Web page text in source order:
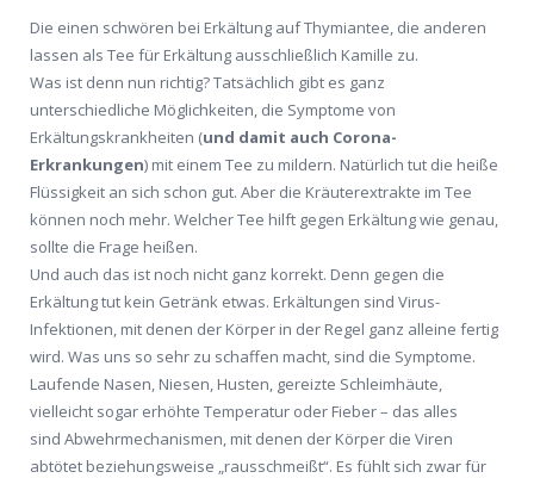
Die einen schwören bei Erkältung auf Thymiantee, die anderen
lassen als Tee für Erkältung ausschließlich Kamille zu.
Was ist denn nun richtig? Tatsächlich gibt es ganz
unterschiedliche Möglichkeiten, die Symptome von
Erkältungskrankheiten (und damit auch Corona-
Erkrankungen) mit einem Tee zu mildern. Natürlich tut die heiße
Flüssigkeit an sich schon gut. Aber die Kräuterextrakte im Tee
können noch mehr. Welcher Tee hilft gegen Erkältung wie genau,
sollte die Frage heißen.
Und auch das ist noch nicht ganz korrekt. Denn gegen die
Erkältung tut kein Getränk etwas. Erkältungen sind Virus-
Infektionen, mit denen der Körper in der Regel ganz alleine fertig
wird. Was uns so sehr zu schaffen macht, sind die Symptome.
Laufende Nasen, Niesen, Husten, gereizte Schleimhäute,
vielleicht sogar erhöhte Temperatur oder Fieber – das alles
sind Abwehrmechanismen, mit denen der Körper die Viren
abtötet beziehungsweise „rausschmeißt“. Es fühlt sich zwar für